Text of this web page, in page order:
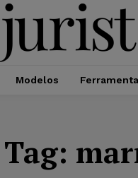
Modelos
Tag: